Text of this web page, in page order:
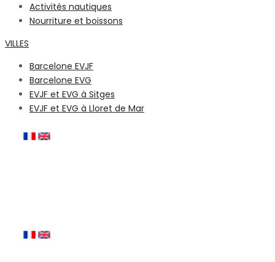
Activités nautiques
Nourriture et boissons
VILLES
Barcelone EVJF
Barcelone EVG
EVJF et EVG à Sitges
EVJF et EVG à Lloret de Mar